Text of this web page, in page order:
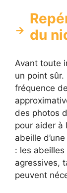
du
Avant toute
un point sûr.
fréquence
des photos
pour aider à
abeille
: les
agressives,
peuvent